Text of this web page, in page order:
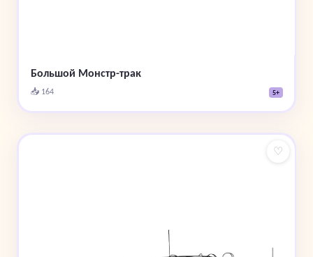
Большой Монстр-трак
📥 164 5+
♡